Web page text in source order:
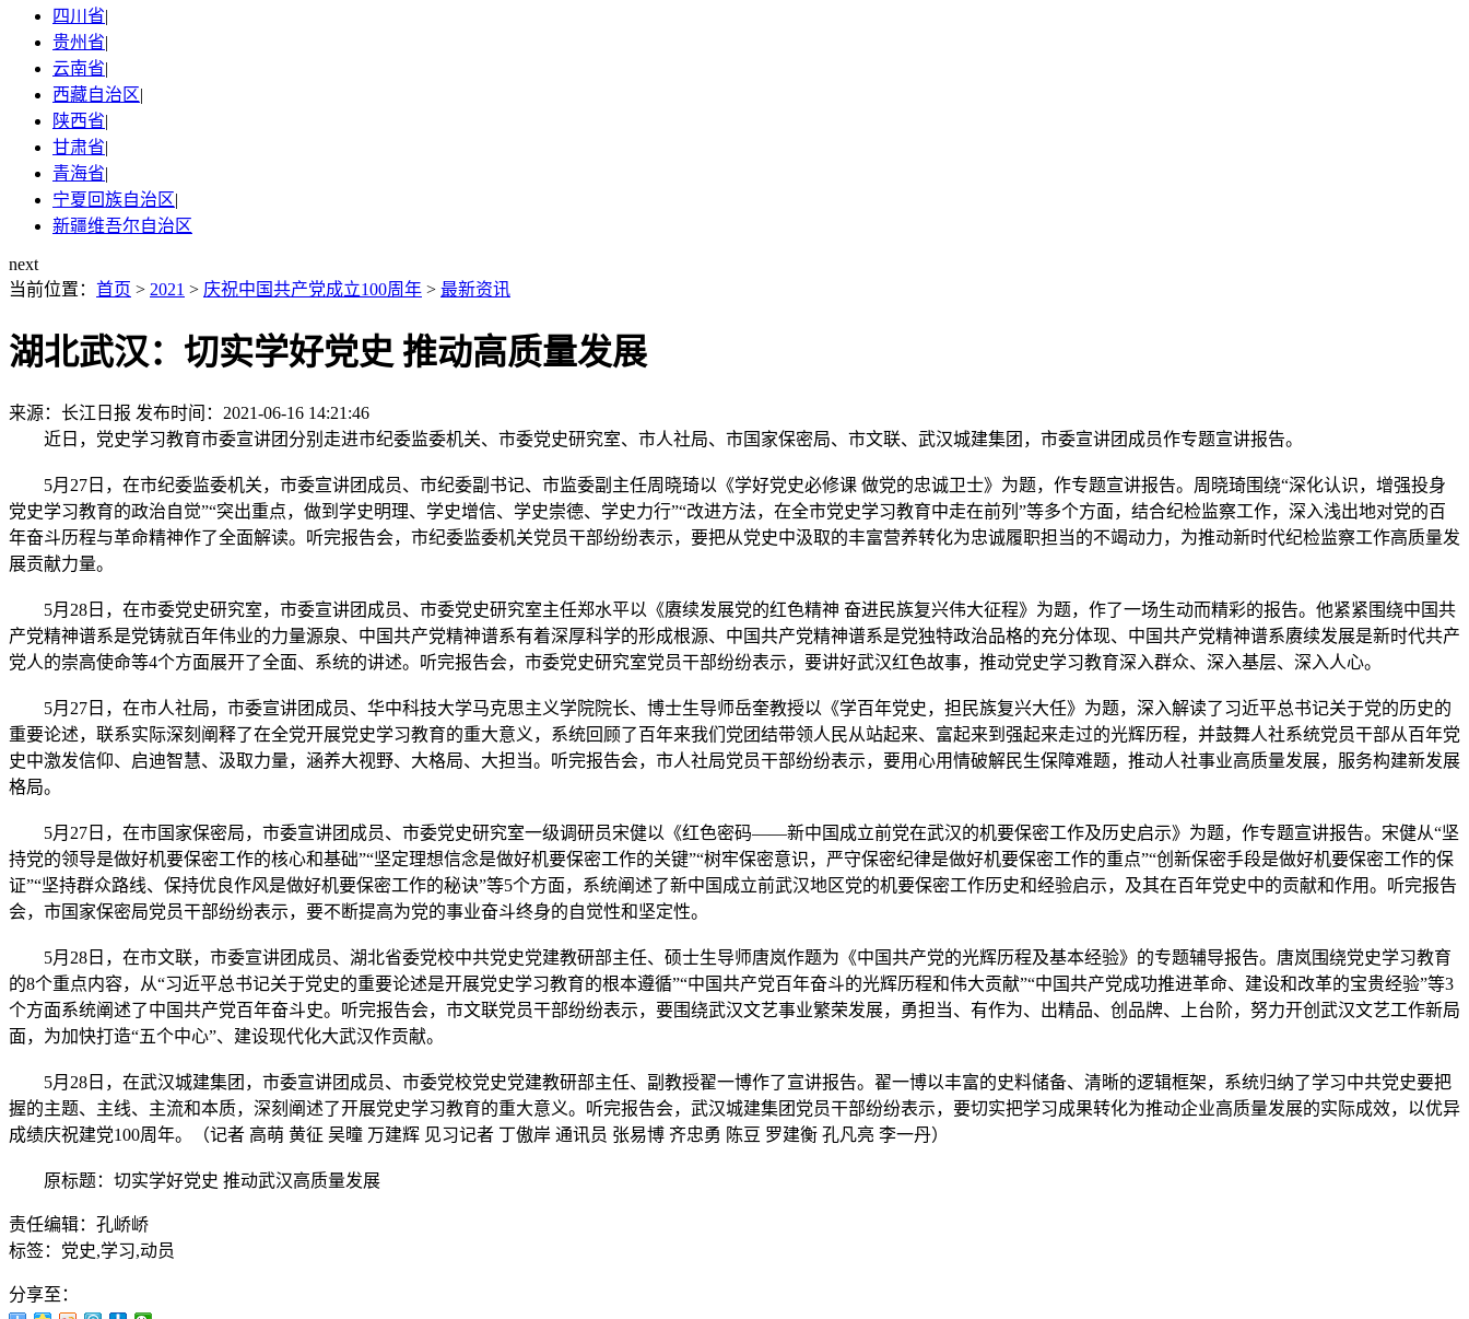
四川省|
贵州省|
云南省|
西藏自治区|
陕西省|
甘肃省|
青海省|
宁夏回族自治区|
新疆维吾尔自治区
next
当前位置： 首页 > 2021 > 庆祝中国共产党成立100周年 > 最新资讯
湖北武汉：切实学好党史 推动高质量发展
来源：长江日报 发布时间：2021-06-16 14:21:46
近日，党史学习教育市委宣讲团分别走进市纪委监委机关、市委党史研究室、市人社局、市国家保密局、市文联、武汉城建集团，市委宣讲团成员作专题宣讲报告。
5月27日，在市纪委监委机关，市委宣讲团成员、市纪委副书记、市监委副主任周晓琦以《学好党史必修课 做党的忠诚卫士》为题，作专题宣讲报告。周晓琦围绕“深化认识，增强投身
党史学习教育的政治自觉”“突出重点，做到学史明理、学史增信、学史崇德、学史力行”“改进方法，在全市党史学习教育中走在前列”等多个方面，结合纪检监察工作，深入浅出地对党的百
年奋斗历程与革命精神作了全面解读。听完报告会，市纪委监委机关党员干部纷纷表示，要把从党史中汲取的丰富营养转化为忠诚履职担当的不竭动力，为推动新时代纪检监察工作高质量发
展贡献力量。
5月28日，在市委党史研究室，市委宣讲团成员、市委党史研究室主任郑水平以《赓续发展党的红色精神 奋进民族复兴伟大征程》为题，作了一场生动而精彩的报告。他紧紧围绕中国共
产党精神谱系是党铸就百年伟业的力量源泉、中国共产党精神谱系有着深厚科学的形成根源、中国共产党精神谱系是党独特政治品格的充分体现、中国共产党精神谱系赓续发展是新时代共产
党人的崇高使命等4个方面展开了全面、系统的讲述。听完报告会，市委党史研究室党员干部纷纷表示，要讲好武汉红色故事，推动党史学习教育深入群众、深入基层、深入人心。
5月27日，在市人社局，市委宣讲团成员、华中科技大学马克思主义学院院长、博士生导师岳奎教授以《学百年党史，担民族复兴大任》为题，深入解读了习近平总书记关于党的历史的
重要论述，联系实际深刻阐释了在全党开展党史学习教育的重大意义，系统回顾了百年来我们党团结带领人民从站起来、富起来到强起来走过的光辉历程，并鼓舞人社系统党员干部从百年党
史中激发信仰、启迪智慧、汲取力量，涵养大视野、大格局、大担当。听完报告会，市人社局党员干部纷纷表示，要用心用情破解民生保障难题，推动人社事业高质量发展，服务构建新发展
格局。
5月27日，在市国家保密局，市委宣讲团成员、市委党史研究室一级调研员宋健以《红色密码——新中国成立前党在武汉的机要保密工作及历史启示》为题，作专题宣讲报告。宋健从“坚
持党的领导是做好机要保密工作的核心和基础”“坚定理想信念是做好机要保密工作的关键”“树牢保密意识，严守保密纪律是做好机要保密工作的重点”“创新保密手段是做好机要保密工作的保
证”“坚持群众路线、保持优良作风是做好机要保密工作的秘诀”等5个方面，系统阐述了新中国成立前武汉地区党的机要保密工作历史和经验启示，及其在百年党史中的贡献和作用。听完报告
会，市国家保密局党员干部纷纷表示，要不断提高为党的事业奋斗终身的自觉性和坚定性。
5月28日，在市文联，市委宣讲团成员、湖北省委党校中共党史党建教研部主任、硕士生导师唐岚作题为《中国共产党的光辉历程及基本经验》的专题辅导报告。唐岚围绕党史学习教育
的8个重点内容，从“习近平总书记关于党史的重要论述是开展党史学习教育的根本遵循”“中国共产党百年奋斗的光辉历程和伟大贡献”“中国共产党成功推进革命、建设和改革的宝贵经验”等3
个方面系统阐述了中国共产党百年奋斗史。听完报告会，市文联党员干部纷纷表示，要围绕武汉文艺事业繁荣发展，勇担当、有作为、出精品、创品牌、上台阶，努力开创武汉文艺工作新局
面，为加快打造“五个中心”、建设现代化大武汉作贡献。
5月28日，在武汉城建集团，市委宣讲团成员、市委党校党史党建教研部主任、副教授翟一博作了宣讲报告。翟一博以丰富的史料储备、清晰的逻辑框架，系统归纳了学习中共党史要把
握的主题、主线、主流和本质，深刻阐述了开展党史学习教育的重大意义。听完报告会，武汉城建集团党员干部纷纷表示，要切实把学习成果转化为推动企业高质量发展的实际成效，以优异
成绩庆祝建党100周年。（记者 高萌 黄征 吴曈 万建辉 见习记者 丁傲岸 通讯员 张易博 齐忠勇 陈豆 罗建衡 孔凡亮 李一丹）
原标题：切实学好党史 推动武汉高质量发展
责任编辑：孔峤峤
标签：党史,学习,动员
分享至：